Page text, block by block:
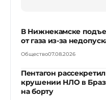
В Нижнекамске
от газа из-за
Общество07.08.2026
Пентагон
крушении НЛО в
на борту